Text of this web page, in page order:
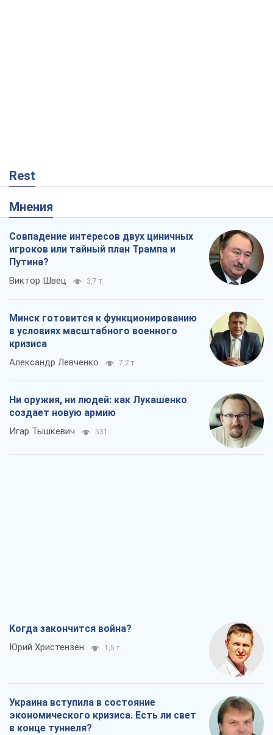
Rest
Мнения
Совпадение интересов двух циничных
игроков или тайный план Трампа и
Путина?
Виктор Швец 3,7 т.
Минск готовится к функционированию
в условиях масштабного военного
кризиса
Александр Левченко 7,2 т.
Ни оружия, ни людей: как Лукашенко
создает новую армию
Игар Тышкевич 531
Когда закончится война?
Юрий Христензен 1,5 т.
Украина вступила в состояние
экономического кризиса. Есть ли свет
в конце туннеля?